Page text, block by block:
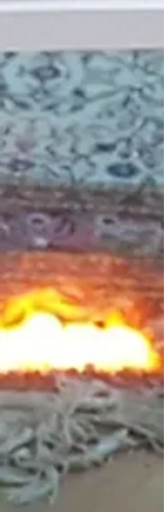
Ventilateur de convection
Référence
SRV7080-105
C$335.00
En stock
Ajouter
Ventilateur de convection
Voir plus
Enregistrer ce produit pour plus tard
Favori
Afficher les favoris
Partagez votre achat avec vos amis
Épingler
Ventilateur de convection
Rechercher parmi les produits
Mon Compte
Suivi de commande
Panier
Afficher les prix en :